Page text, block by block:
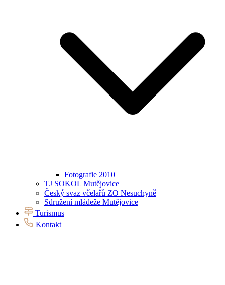
Fotografie 2010
TJ SOKOL Mutějovice
Český svaz včelařů ZO Nesuchyně
Sdružení mládeže Mutějovice
Turismus
Kontakt